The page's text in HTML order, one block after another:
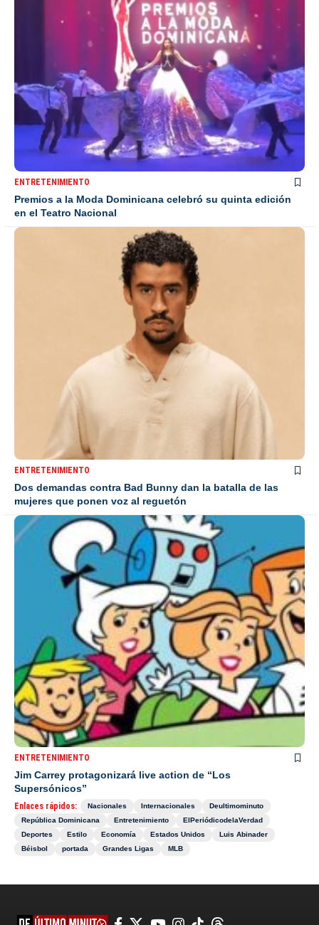
ENTRETENIMIENTO
Premios a la Moda Dominicana celebró su quinta edición
en el Teatro Nacional
ENTRETENIMIENTO
Dos demandas contra Bad Bunny dan la batalla de las
mujeres que ponen voz al reguetón
ENTRETENIMIENTO
Jim Carrey protagonizará live action de “Los
Supersónicos”
Enlaces rápidos: Nacionales Internacionales
Deultimominuto
República Dominicana
Entretenimiento
ElPeriódicodelaVerdad
Deportes
Estilo Economía Estados Unidos
Luis Abinader
Béisbol
portada Grandes Ligas MLB